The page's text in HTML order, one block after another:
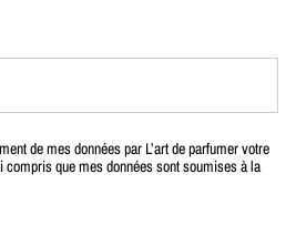
de mes données par L’art de parfumer votre
que mes données sont soumises à la